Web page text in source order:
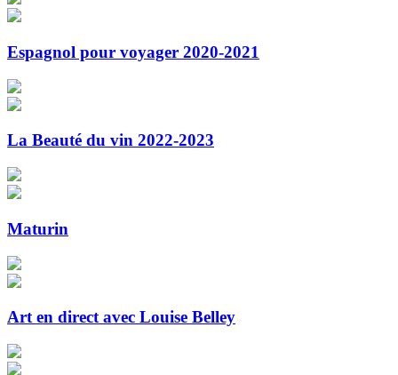
Espagnol pour voyager 2020-2021
La Beauté du vin 2022-2023
Maturin
Art en direct avec Louise Belley